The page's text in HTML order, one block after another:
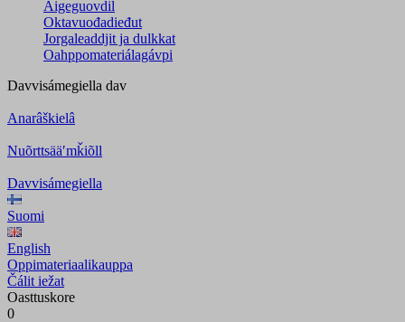
Áigeguovdil
Oktavuođadieđut
Jorgaleaddjit ja dulkkat
Oahppomateriálagávpi
Davvisámegiella dav
Anarâškielâ
Nuõrttsääʹmǩiõll
Davvisámegiella
Suomi
English
Oppimateriaalikauppa
Čálit iežat
Oasttuskore
0